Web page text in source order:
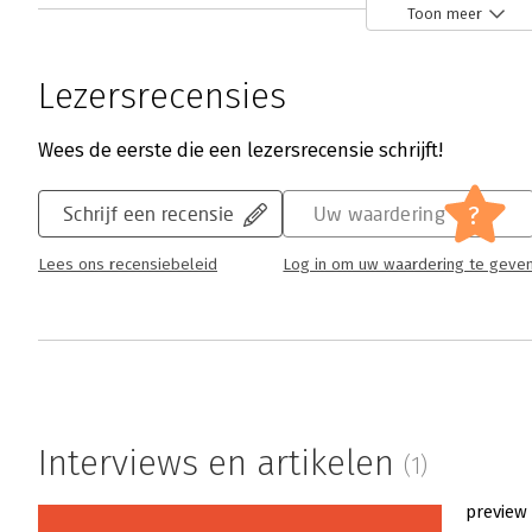
Toon meer
Lezersrecensies
Wees de eerste die een lezersrecensie schrijft!
Schrijf een recensie
Lees ons recensiebeleid
Uw waardering ?
Log in om uw waardering te
Interviews en artikelen (1)
preview